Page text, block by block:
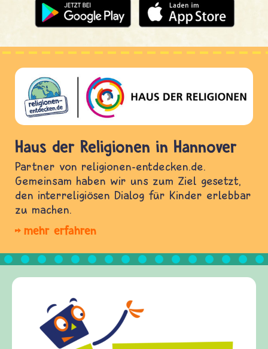
Haus der Religionen in Hannover
Partner von religionen-entdecken.de.
Gemeinsam haben wir uns zum Ziel gesetzt,
den interreligiösen Dialog für Kinder erlebbar
zu machen.
mehr erfahren